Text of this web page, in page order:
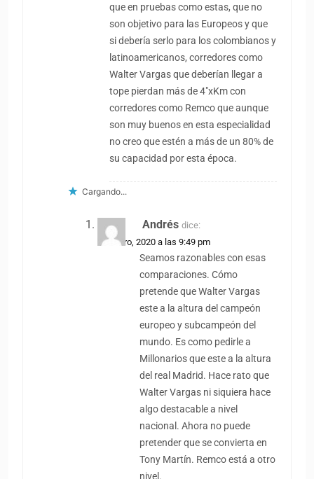
que en pruebas como estas, que no
son objetivo para las Europeos y que
si debería serlo para los colombianos y
latinoamericanos, corredores como
Walter Vargas que deberían llegar a
tope pierdan más de 4″xKm con
corredores como Remco que aunque
son muy buenos en esta especialidad
no creo que estén a más de un 80% de
su capacidad por esta época.
Cargando...
Andrés dice:
29 enero, 2020 a las 9:49 pm
Seamos razonables con esas
comparaciones. Cómo
pretende que Walter Vargas
este a la altura del campeón
europeo y subcampeón del
mundo. Es como pedirle a
Millonarios que este a la altura
del real Madrid. Hace rato que
Walter Vargas ni siquiera hace
algo destacable a nivel
nacional. Ahora no puede
pretender que se convierta en
Tony Martín. Remco está a otro